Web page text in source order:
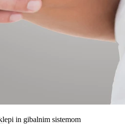
in gibalnim sistemom